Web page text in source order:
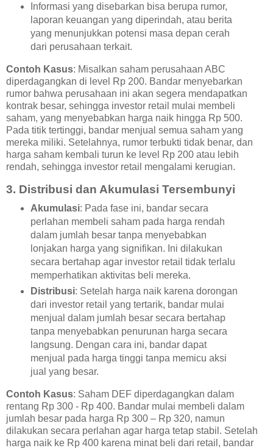
Informasi yang disebarkan bisa berupa rumor,
laporan keuangan yang diperindah, atau berita
yang menunjukkan potensi masa depan cerah
dari perusahaan terkait.
Contoh Kasus: Misalkan saham perusahaan ABC
diperdagangkan di level Rp 200. Bandar menyebarkan
rumor bahwa perusahaan ini akan segera mendapatkan
kontrak besar, sehingga investor retail mulai membeli
saham, yang menyebabkan harga naik hingga Rp 500.
Pada titik tertinggi, bandar menjual semua saham yang
mereka miliki. Setelahnya, rumor terbukti tidak benar, dan
harga saham kembali turun ke level Rp 200 atau lebih
rendah, sehingga investor retail mengalami kerugian.
3. Distribusi dan Akumulasi Tersembunyi
Akumulasi: Pada fase ini, bandar secara
perlahan membeli saham pada harga rendah
dalam jumlah besar tanpa menyebabkan
lonjakan harga yang signifikan. Ini dilakukan
secara bertahap agar investor retail tidak terlalu
memperhatikan aktivitas beli mereka.
Distribusi: Setelah harga naik karena dorongan
dari investor retail yang tertarik, bandar mulai
menjual dalam jumlah besar secara bertahap
tanpa menyebabkan penurunan harga secara
langsung. Dengan cara ini, bandar dapat
menjual pada harga tinggi tanpa memicu aksi
jual yang besar.
Contoh Kasus: Saham DEF diperdagangkan dalam
rentang Rp 300 - Rp 400. Bandar mulai membeli dalam
jumlah besar pada harga Rp 300 – Rp 320, namun
dilakukan secara perlahan agar harga tetap stabil. Setelah
harga naik ke Rp 400 karena minat beli dari retail, bandar